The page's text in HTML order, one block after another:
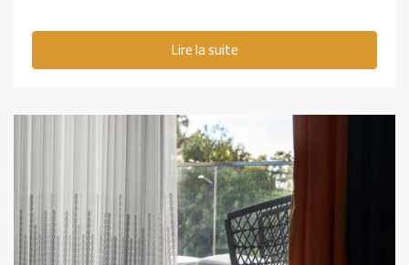
Lire la suite